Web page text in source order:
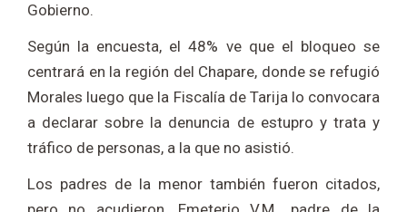
Gobierno.
Según la encuesta, el 48% ve que el bloqueo se
centrará en la región del Chapare, donde se refugió
Morales luego que la Fiscalía de Tarija lo convocara
a declarar sobre la denuncia de estupro y trata y
tráfico de personas, a la que no asistió.
Los padres de la menor también fueron citados,